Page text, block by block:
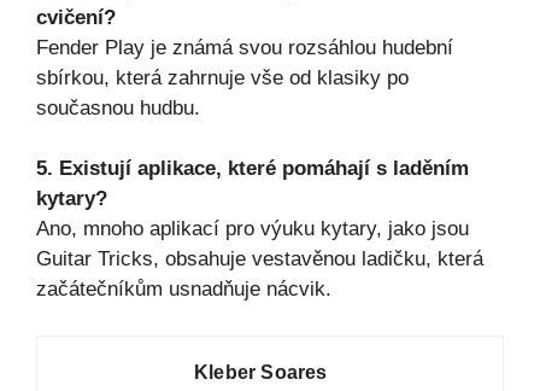
cvičení?
Fender Play je známá svou rozsáhlou hudební
sbírkou, která zahrnuje vše od klasiky po
současnou hudbu.
5. Existují aplikace, které pomáhají s laděním
kytary?
Ano, mnoho aplikací pro výuku kytary, jako jsou
Guitar Tricks, obsahuje vestavěnou ladičku, která
začátečníkům usnadňuje nácvik.
Kleber Soares